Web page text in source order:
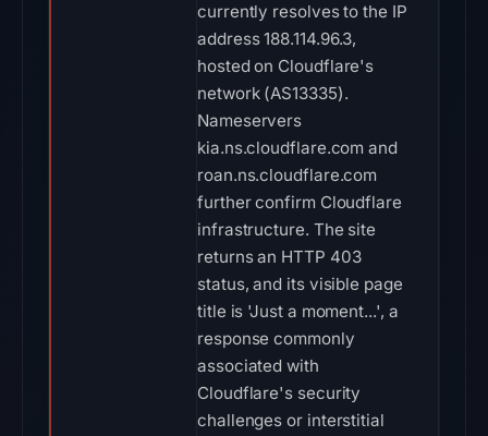
currently resolves to the IP
address 188.114.96.3,
hosted on Cloudflare's
network (AS13335).
Nameservers
kia.ns.cloudflare.com and
roan.ns.cloudflare.com
further confirm Cloudflare
infrastructure. The site
returns an HTTP 403
status, and its visible page
title is 'Just a moment...', a
response commonly
associated with
Cloudflare's security
challenges or interstitial